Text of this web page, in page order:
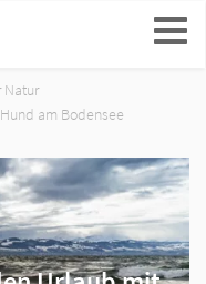
ausblenden
Natur
am Bodensee